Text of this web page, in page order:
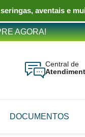
aventais e
AGORA!
Central de
DOCUMENTOS